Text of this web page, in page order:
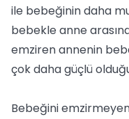
ile bebeğinin daha
bebekle anne
emziren annenin
çok daha güçlü
Bebeğini